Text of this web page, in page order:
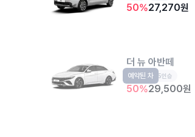
50%27,270원
더 뉴 아반떼
준중형 5인승
50%29,500원
예약된 차